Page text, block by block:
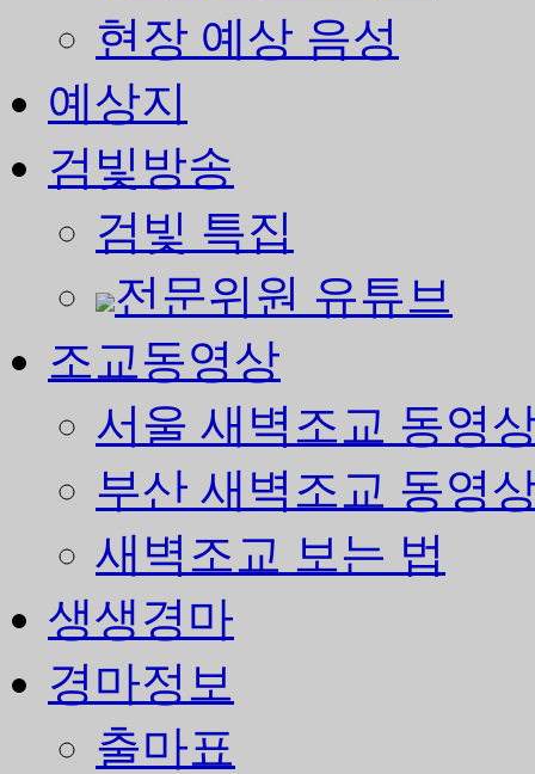
현장 예상 음성
예상지
검빛방송
검빛 특집
전문위원 유튜브
조교동영상
서울 새벽조교 동영
부산 새벽조교 동영
새벽조교 보는 법
생생경마
경마정보
출마표